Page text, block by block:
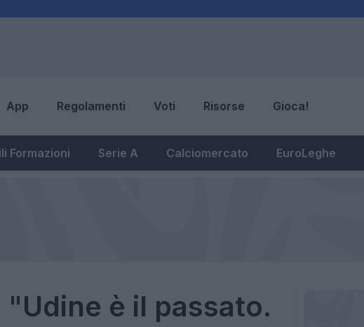
App Regolamenti Voti Risorse Gioca!
Formazioni Serie A Calciomercato EuroLeghe
"Udine è il passato.